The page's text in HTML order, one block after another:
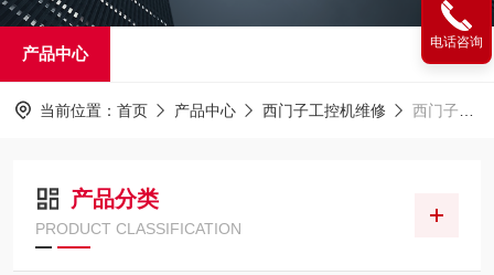
产品中心
当前位置： 首页 产品中心 西门子工控机维修 西门子工控机627系列维修
产品分类
PRODUCT CLASSIFICATION
电话咨询